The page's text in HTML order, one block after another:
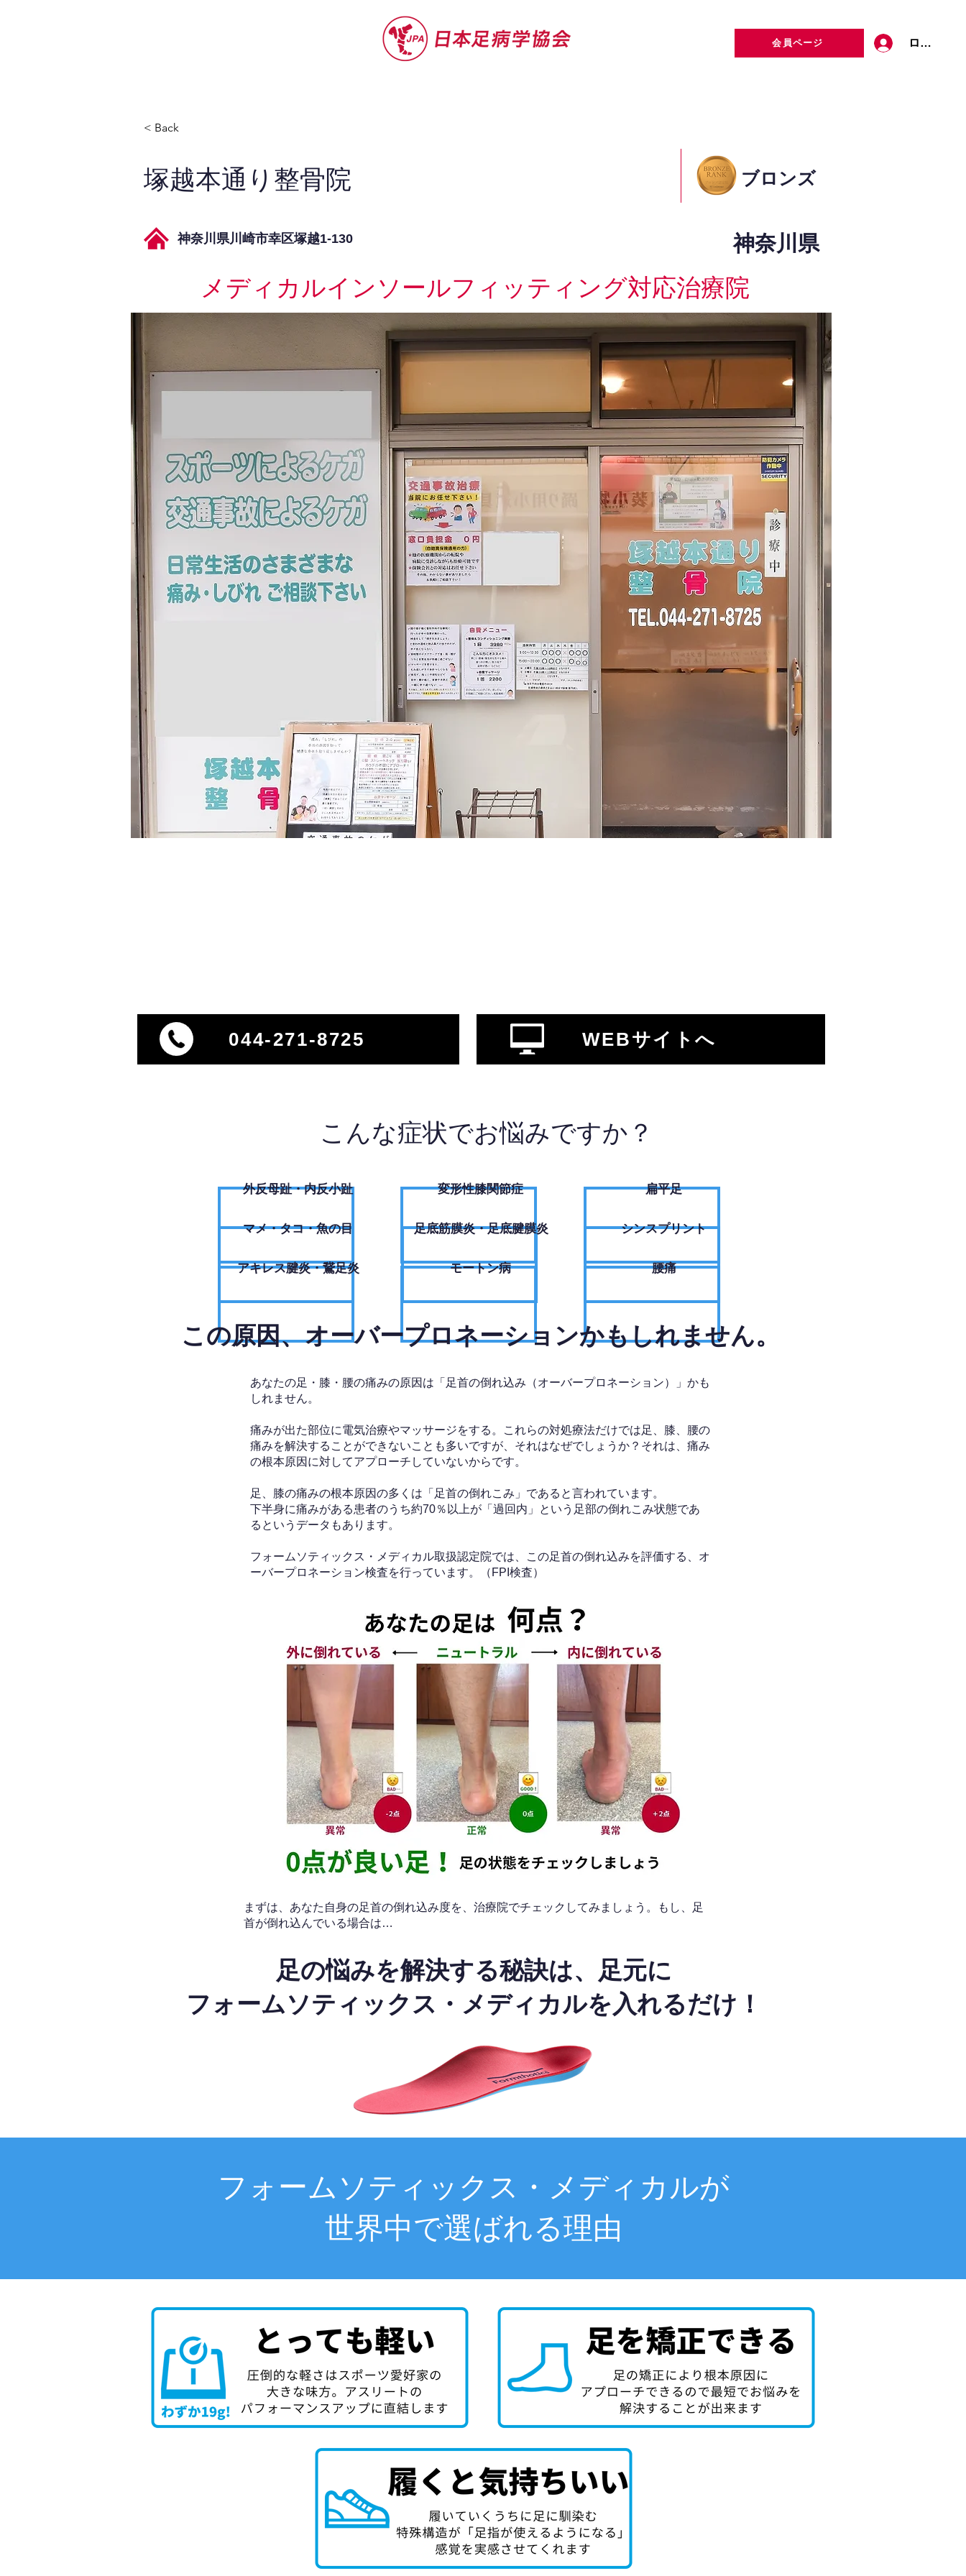
会員ページ ログイン
< Back
塚越本通り整骨院 ブロンズ
神奈川県川崎市幸区塚越1-130 神奈川県
メディカルインソールフィッティング対応治療院
044-271-8725 WEBサイトへ
こんな症状でお悩みですか？
外反母趾・内反小趾
​マメ・タコ・魚の目
アキレス腱炎・鵞足炎
変形性膝関節症
足底筋膜炎・足底腱膜炎
モートン病
扁平足
シンスプリント
腰痛
​この原因、オーバープロネーションかもしれません。
あなたの足・膝・腰の痛みの原因は「足首の倒れ込み（オーバープロネーション）」かも
しれません。
痛みが出た部位に電気治療やマッサージをする。これらの対処療法だけでは足、膝、腰の
痛みを解決することができないことも多いですが、それはなぜでしょうか？それは、痛み
の根本原因に対してアプローチしていないからです。
足、膝の痛みの根本原因の多くは「足首の倒れこみ」であると言われています。
下半身に痛みがある患者のうち約70％以上が「過回内」という足部の倒れこみ状態であ
るというデータもあります。
フォームソティックス・メディカル取扱認定院では、この足首の倒れ込みを評価する、オ
ーバープロネーション検査を行っています。（FPI検査）​
​まずは、あなた自身の足首の倒れ込み度を、治療院でチェックしてみましょう。もし、足
首が倒れ込んでいる場合は…
足の悩みを解決する秘訣は、足元に
フォームソティックス・メディカルを入れるだけ！
フォームソティックス・メディカルが
世界中で選ばれる理由